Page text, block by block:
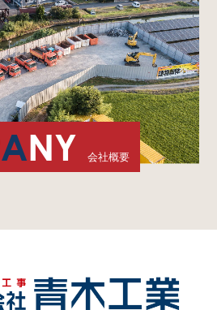
ANY 会社概要